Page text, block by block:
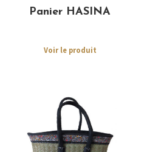
Panier HASINA
Voir le produit